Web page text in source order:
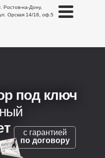
Ростов-на-Дону,
Орская 14/18, оф.5
под ключ
с гарантией
по договору